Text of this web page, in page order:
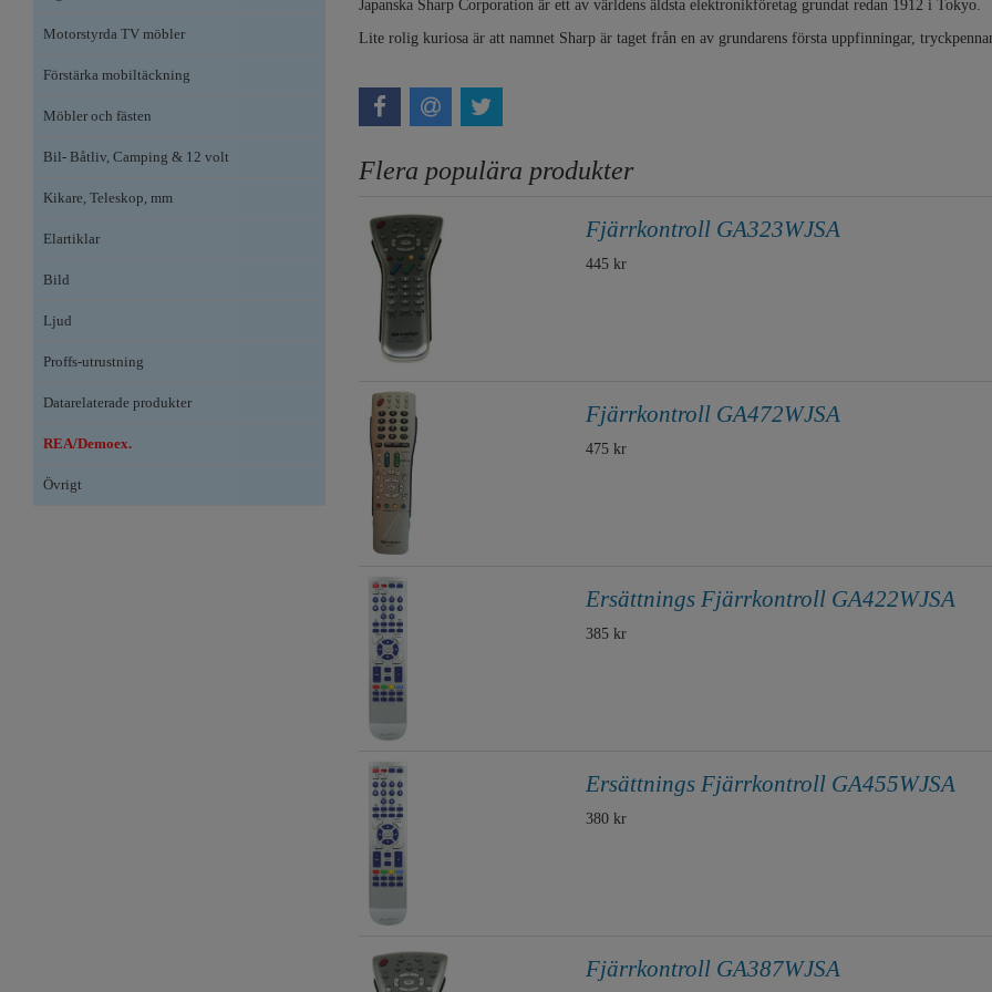
Motorstyrda TV möbler
Förstärka mobiltäckning
Möbler och fästen
Bil- Båtliv, Camping & 12 volt
Kikare, Teleskop, mm
Elartiklar
Bild
Ljud
Proffs-utrustning
Datarelaterade produkter
REA/Demoex.
Övrigt
Japanska Sharp Corporation är ett av världens äldsta elektronikföretag grundat redan 1912 i Tokyo.
Lite rolig kuriosa är att namnet Sharp är taget från en av grundarens första uppfinningar,
Flera populära produkter
Fjärrkontroll GA323WJSA
445 kr
Fjärrkontroll GA472WJSA
475 kr
Ersättnings Fjärrkontroll GA422WJSA
385 kr
Ersättnings Fjärrkontroll GA455WJSA
380 kr
Fjärrkontroll GA387WJSA